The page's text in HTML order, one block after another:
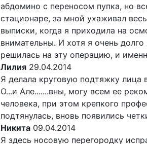
абдомино с переносом пупка, но
стационаре, за мной ухаживал
выписки, когда я приходила на
внимательны. И хотя я очень долго
решилась на эту операцию, и
Лилия 29.04.2014
Я делала круговую подтяжку лица
О...и Але.......вны, могу всем ее
человека, при этом крепкого
подтянулась, вновь появились
Никита 09.04.2014
Я здесь носовую перегородку